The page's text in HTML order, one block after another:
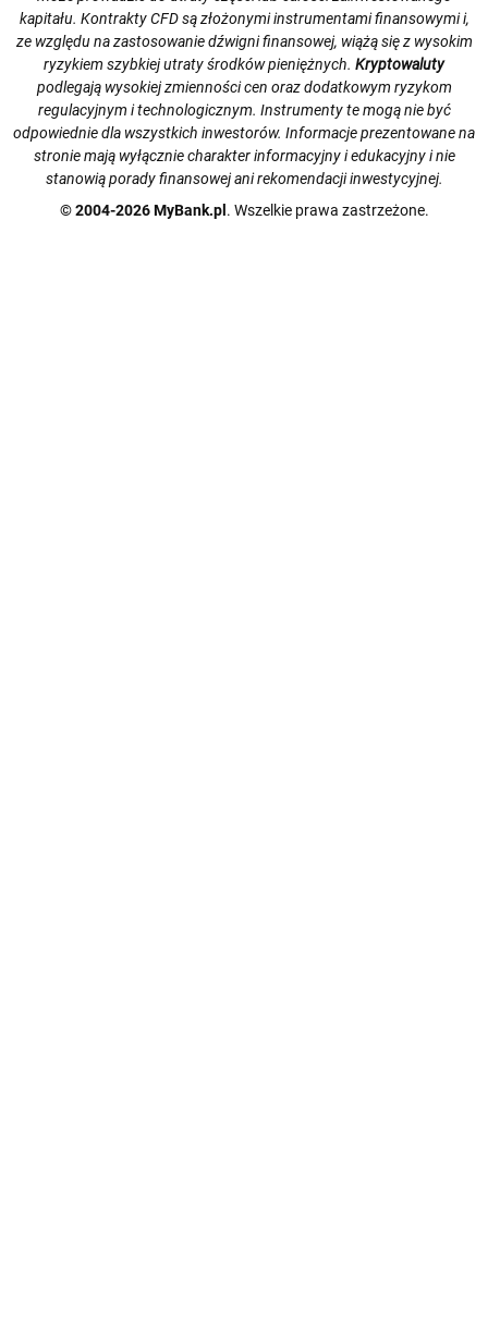
kapitału. Kontrakty CFD są złożonymi instrumentami finansowymi i,
ze względu na zastosowanie dźwigni finansowej, wiążą się z wysokim
ryzykiem szybkiej utraty środków pieniężnych. Kryptowaluty
podlegają wysokiej zmienności cen oraz dodatkowym ryzykom
regulacyjnym i technologicznym. Instrumenty te mogą nie być
odpowiednie dla wszystkich inwestorów. Informacje prezentowane na
stronie mają wyłącznie charakter informacyjny i edukacyjny i nie
stanowią porady finansowej ani rekomendacji inwestycyjnej.
© 2004-2026 MyBank.pl . Wszelkie prawa zastrzeżone.